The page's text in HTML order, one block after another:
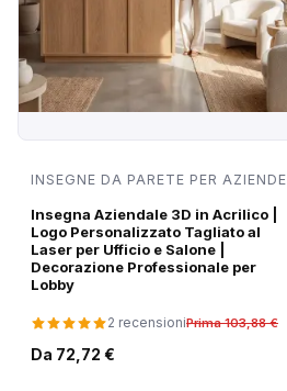
INSEGNE DA PARETE PER AZIENDE
Insegna Aziendale 3D in Acrilico |
Logo Personalizzato Tagliato al
Laser per Ufficio e Salone |
Decorazione Professionale per
Lobby
2 recensioniPrima 103,88 €
Da 72,72 €